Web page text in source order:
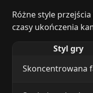
Różne style
czasy ukończenia
Styl gry
Skoncentrowana